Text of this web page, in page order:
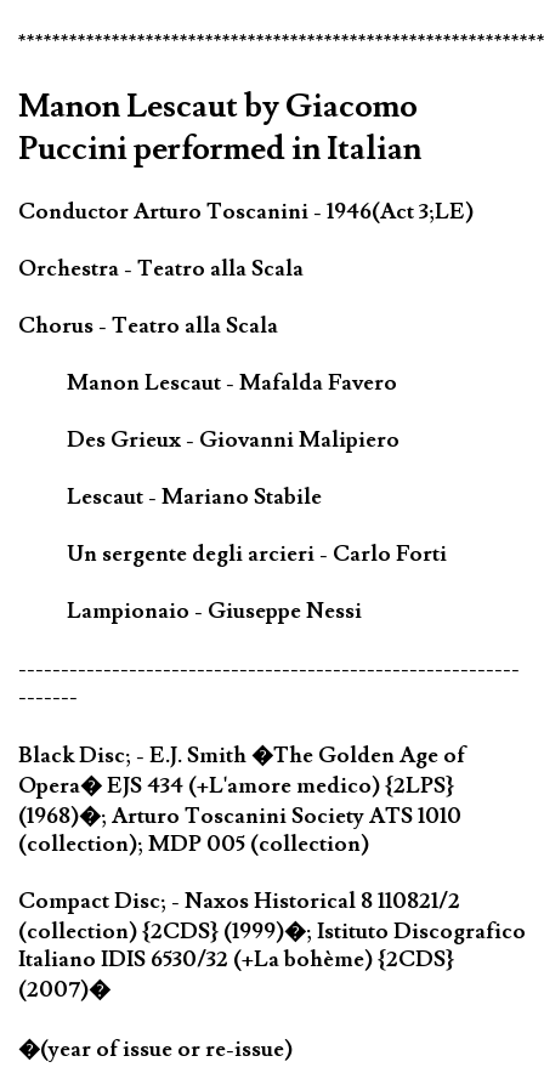
Manon Lescaut by Giacomo
Puccini performed in Italian
Conductor Arturo Toscanini - 1946(Act 3;LE)
Orchestra - Teatro alla Scala
Chorus - Teatro alla Scala
Manon Lescaut - Mafalda Favero
Des Grieux - Giovanni Malipiero
Lescaut - Mariano Stabile
Un sergente degli arcieri - Carlo Forti
Lampionaio - Giuseppe Nessi
-----------------------------------------------------------
-------
Black Disc; - E.J. Smith �The Golden Age of
Opera� EJS 434 (+L'amore medico) {2LPS}
(1968)�; Arturo Toscanini Society ATS 1010
(collection); MDP 005 (collection)
Compact Disc; - Naxos Historical 8 110821/2
(collection) {2CDS} (1999)�; Istituto Discografico
Italiano IDIS 6530/32 (+La bohème) {2CDS}
(2007)�
�(year of issue or re-issue)